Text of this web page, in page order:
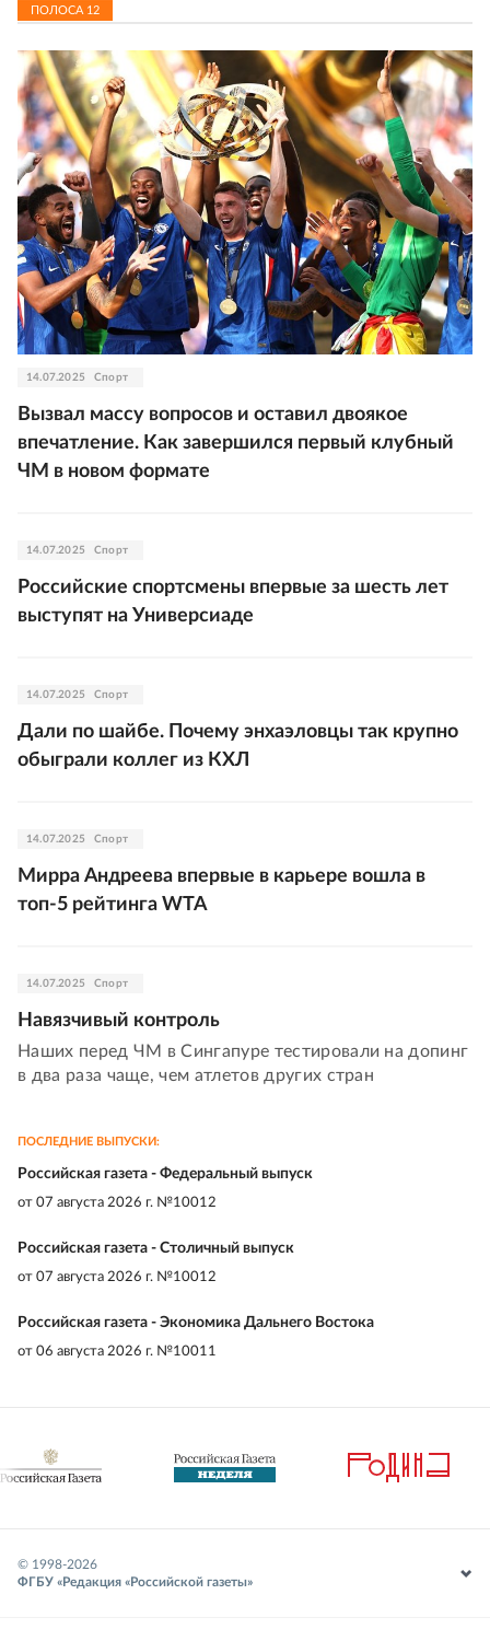
ПОЛОСА 12
14.07.2025 Спорт
Вызвал массу вопросов и оставил двоякое
впечатление. Как завершился первый клубный
ЧМ в новом формате
14.07.2025 Спорт
Российские спортсмены впервые за шесть лет
выступят на Универсиаде
14.07.2025 Спорт
Дали по шайбе. Почему энхаэловцы так крупно
обыграли коллег из КХЛ
14.07.2025 Спорт
Мирра Андреева впервые в карьере вошла в
топ-5 рейтинга WTA
14.07.2025 Спорт
Навязчивый контроль
Наших перед ЧМ в Сингапуре тестировали на допинг
в два раза чаще, чем атлетов других стран
ПОСЛЕДНИЕ ВЫПУСКИ:
Российская газета - Федеральный выпуск
от 07 августа 2026 г. №10012
Российская газета - Столичный выпуск
от 07 августа 2026 г. №10012
Российская газета - Экономика Дальнего Востока
от 06 августа 2026 г. №10011
© 1998-2026
ФГБУ «Редакция «Российской газеты»